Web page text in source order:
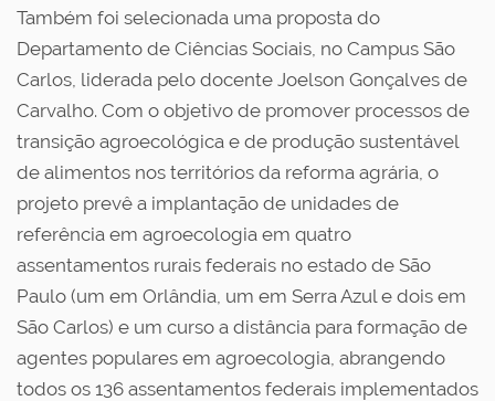
Também foi selecionada uma proposta do
Departamento de Ciências Sociais, no Campus São
Carlos, liderada pelo docente Joelson Gonçalves de
Carvalho. Com o objetivo de promover processos de
transição agroecológica e de produção sustentável
de alimentos nos territórios da reforma agrária, o
projeto prevê a implantação de unidades de
referência em agroecologia em quatro
assentamentos rurais federais no estado de São
Paulo (um em Orlândia, um em Serra Azul e dois em
São Carlos) e um curso a distância para formação de
agentes populares em agroecologia, abrangendo
todos os 136 assentamentos federais implementados